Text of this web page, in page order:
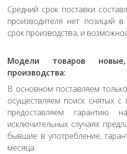
Средний срок поставки
производителя нет позиций
срок производства, и
Модели товаров
производства:
В основном поставляем
осуществляем поиск снятых с
предоставляем
исключительных случаях
бывшие в употребление,
месяца.